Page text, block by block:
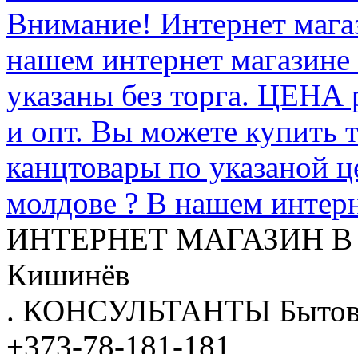
Внимание! Интернет
нашем интернет
указаны без торга.
и опт. Вы можете купить
канцтовары по указаной
молдове ? В нашем
ИНТЕРНЕТ МАГАЗИН
Кишинёв
. КОНСУЛЬТАНТЫ
+373-78-181-181